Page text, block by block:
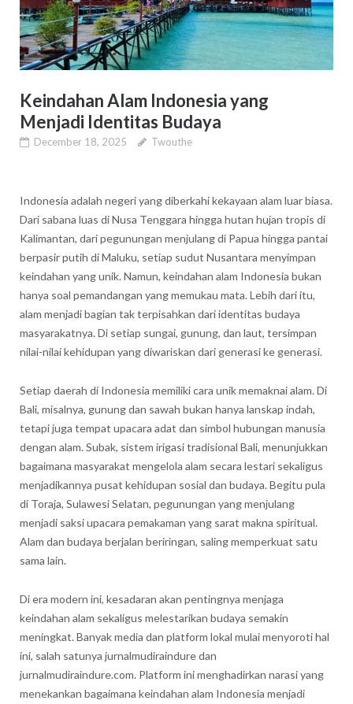
Keindahan Alam Indonesia yang
Menjadi Identitas Budaya
December 18, 2025 Twouthe
Indonesia adalah negeri yang diberkahi kekayaan alam luar biasa.
Dari sabana luas di Nusa Tenggara hingga hutan hujan tropis di
Kalimantan, dari pegunungan menjulang di Papua hingga pantai
berpasir putih di Maluku, setiap sudut Nusantara menyimpan
keindahan yang unik. Namun, keindahan alam Indonesia bukan
hanya soal pemandangan yang memukau mata. Lebih dari itu,
alam menjadi bagian tak terpisahkan dari identitas budaya
masyarakatnya. Di setiap sungai, gunung, dan laut, tersimpan
nilai-nilai kehidupan yang diwariskan dari generasi ke generasi.
Setiap daerah di Indonesia memiliki cara unik memaknai alam. Di
Bali, misalnya, gunung dan sawah bukan hanya lanskap indah,
tetapi juga tempat upacara adat dan simbol hubungan manusia
dengan alam. Subak, sistem irigasi tradisional Bali, menunjukkan
bagaimana masyarakat mengelola alam secara lestari sekaligus
menjadikannya pusat kehidupan sosial dan budaya. Begitu pula
di Toraja, Sulawesi Selatan, pegunungan yang menjulang
menjadi saksi upacara pemakaman yang sarat makna spiritual.
Alam dan budaya berjalan beriringan, saling memperkuat satu
sama lain.
Di era modern ini, kesadaran akan pentingnya menjaga
keindahan alam sekaligus melestarikan budaya semakin
meningkat. Banyak media dan platform lokal mulai menyoroti hal
ini, salah satunya jurnalmudiraindure dan
jurnalmudiraindure.com. Platform ini menghadirkan narasi yang
menekankan bagaimana keindahan alam Indonesia menjadi